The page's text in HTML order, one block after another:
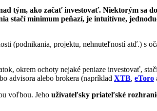
tým, ako začať investovať. Niektorým sa
stačí minimum peňazí, je intuitívne,
(podnikania, projektu, nehnuteľností atď.) s
okrem ochoty nejaké peniaze investovať,
advisora alebo brokera (napríklad XTB, eToro
voľbou. Jeho užívateľsky priateľské